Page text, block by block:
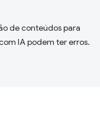
de conteúdos para
IA podem ter erros.